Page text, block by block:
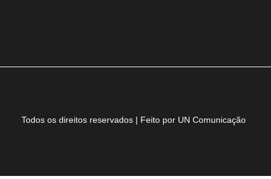
Todos os direitos reservados | Feito por UN Comunicação